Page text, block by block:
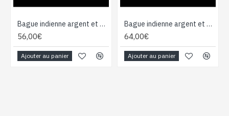
Bague indienne argent et Pierre de Lune - Bijoux indiens
56,00€
Ajouter au panier
Bague indienne argent et Pierre de Lune - Bijoux indiens
64,00€
Ajouter au panier